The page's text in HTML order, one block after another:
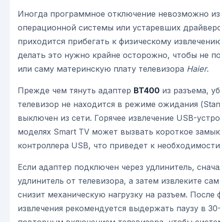
Иногда программное отключение невозможно
операционной системы или устаревших
приходится прибегать к физическому
делать это нужно крайне осторожно, чтобы не
или саму материнскую плату телевизора Haier.
Прежде чем тянуть адаптер BT400 из разъема,
телевизор не находится в режиме ожидания
выключен из сети. Горячее извлечение USB-
моделях Smart TV может вызвать короткое
контроллера USB, что приведет к
Если адаптер подключен через удлинитель,
удлинитель от телевизора, а затем извлеките
снизит механическую нагрузку на разъем. После
извлечения рекомендуется выдержать паузу в